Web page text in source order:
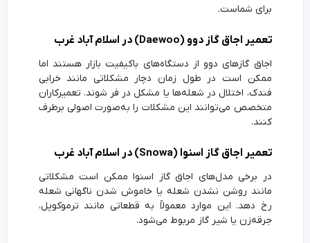
برای شماست.
تعمیر اجاق گاز دوو (Daewoo) در اسلام آباد غرب
اجاق گازهای دوو از دستگاه‌های باکیفیت بازار هستند اما
ممکن است در طول زمان دچار مشکلاتی مانند خرابی
فندک، اختلال در شعله‌ها یا مشکل در فر شوند. تعمیرکاران
متخصص می‌توانند این مشکلات را به‌صورت اصولی برطرف
کنند.
تعمیر اجاق گاز اسنوا (Snowa) در اسلام آباد غرب
در برخی مدل‌های اجاق گاز اسنوا ممکن است مشکلاتی
مانند روشن نشدن شعله یا خاموش شدن ناگهانی شعله
رخ دهد. این موارد معمولاً به قطعاتی مانند ترموکوپل،
جرقه‌زن یا شیر گاز مربوط می‌شود.